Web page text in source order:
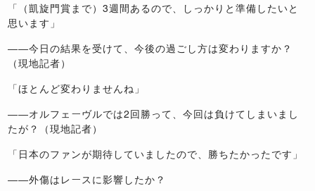
「（凱旋門賞まで）3週間あるので、しっかりと準備したいと
思います」
――今日の結果を受けて、今後の過ごし方は変わりますか？
（現地記者）
「ほとんど変わりませんね」
――オルフェーヴルでは2回勝って、今回は負けてしまいまし
たが？（現地記者）
「日本のファンが期待していましたので、勝ちたかったです」
――外傷はレースに影響したか？